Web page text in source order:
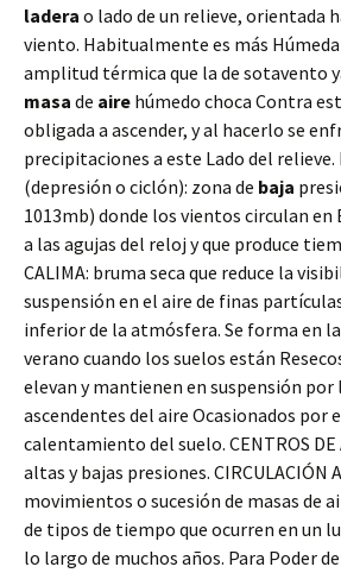
ladera o lado de un relieve, orientada
viento. Habitualmente es más
amplitud térmica que la de sotavento
masa de aire húmedo choca Contra
obligada a ascender, y al hacerlo se
precipitaciones a este Lado del relieve.
(depresión o ciclón): zona de baja
1013mb) donde los vientos circulan
a las agujas del reloj y que produce
CALIMA: bruma seca que reduce la
suspensión en el aire de finas
inferior de la atmósfera. Se forma en la
verano cuando los suelos están
elevan y mantienen en suspensión
ascendentes del aire Ocasionados por
calentamiento del suelo. CENTROS DE
altas y bajas presiones. CIRCULACIÓN
movimientos o sucesión de masas de
de tipos de tiempo que ocurren en un
lo largo de muchos años. Para Poder